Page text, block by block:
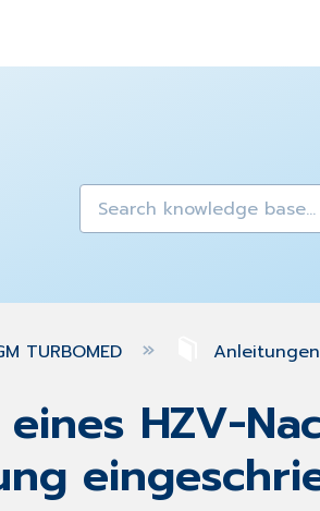
global hierarchy
TURBOMED
HZV-